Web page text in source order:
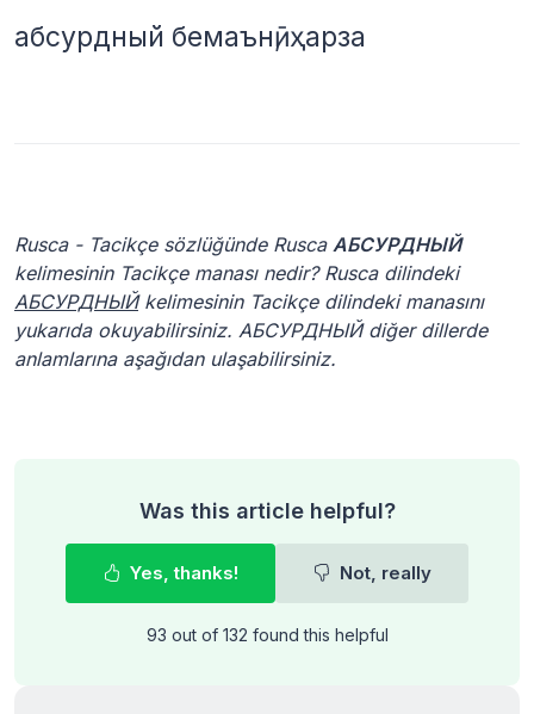
абсурдный бемаънӣ, ҳарза
Rusca - Tacikçe sözlüğünde Rusca АБСУРДНЫЙ
kelimesinin Tacikçe manası nedir? Rusca dilindeki
АБСУРДНЫЙkelimesinin Tacikçe dilindeki manasını
yukarıda okuyabilirsiniz. АБСУРДНЫЙ diğer dillerde
anlamlarına aşağıdan ulaşabilirsiniz.
Was this article helpful?
Yes, thanks! Not, really
93 out of 132 found this helpful